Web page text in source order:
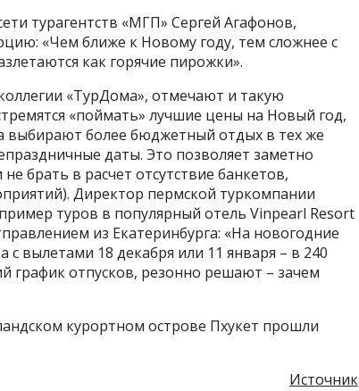
турагентств «МГП» Сергей Агафонов,
«Чем ближе к Новому году, тем сложнее с
как горячие пирожки».
«ТурДома», отмечают и такую
«поймать» лучшие цены на Новый год,
выбирают более бюджетный отдых в тех же
даты. Это позволяет заметно
брать в расчет отсутствие банкетов,
Директор пермской туркомпании
туров в популярный отель Vinpearl Resort
из Екатеринбурга: «На новогодние
с вылетами 18 декабря или 11 января – в 240
график отпусков, резонно решают – зачем
курортном острове Пхукет прошли
Источник